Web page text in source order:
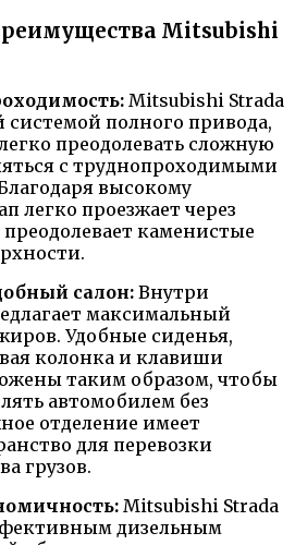
Mitsubishi
Mitsubishi Strada
системой полного привода,
преодолевать сложную
с труднопроходимыми
высокому
легко проезжает через
каменистые
салон: Внутри
максимальный
Удобные сиденья,
колонка и клавиши
таким образом, чтобы
автомобилем без
отделение имеет
для перевозки
грузов.
Mitsubishi Strada
дизельным